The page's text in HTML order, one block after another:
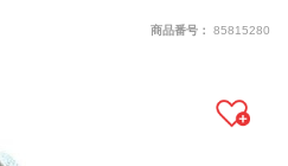
商品番号： 85815280